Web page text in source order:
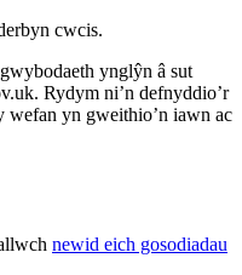
cwcis.
gwybodaeth ynglŷn â sut
Rydym ni’n defnyddio’r
yn gweithio’n iawn ac
newid eich gosodiadau